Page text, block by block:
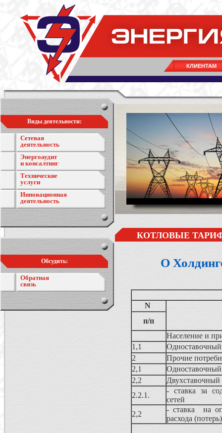
КЛИЕНТАМ
Виды деятельности:
Сетевая
деятельность
Энергоаудит
и консалтинг
Технические
услуги
Инновационная
деятельность
Обсудить:
Обратная
связь
КОТЛОВЫЕ
О
N
п/п
Население и
1,1
2
Прочие
2,1
2,2
Двухставочный
2.2.1.
- ставка за
сетей
2,2
- ставка на
расхода